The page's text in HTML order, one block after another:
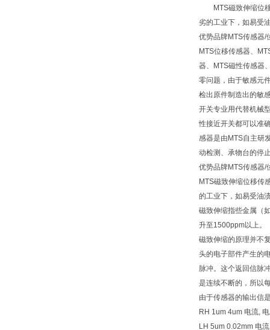
MTS磁致伸缩位移
劣的工业下，如易受
优势品牌MTS传感器/
MTS位移传感器、
器、MTS磁性传感器
零问题，由于敏感元
检出原件制造出的敏
开关专业用代替机械
性接近开关都可以准
感器是由MTS自主研
动检测、承物台的停
优势品牌MTS传感器/
MTS磁致伸缩位移传
的工业下，如易受油
磁致伸缩指些金属（
升至1500ppm以上。
磁致伸缩的原理并不
头的电子部件产生的
脉冲。这个返回信脉
是连续不断的，所以
由于传感器的输出信
RH 1um 4um 电流,
LH 5um 0.02mm 电